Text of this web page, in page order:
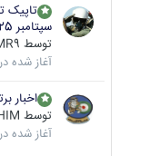
تاپیک
سپتامبر 2025)
توسط
آغاز شده در
اخبار
توسط
آغاز شده در